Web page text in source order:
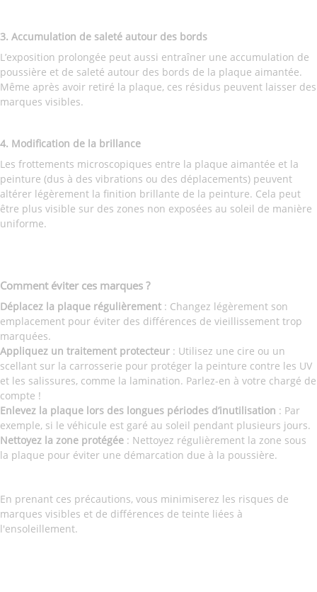
3. Accumulation de saleté autour des bords
L’exposition prolongée peut aussi entraîner une accumulation de
poussière et de saleté autour des bords de la plaque aimantée.
Même après avoir retiré la plaque, ces résidus peuvent laisser des
marques visibles.
4. Modification de la brillance
Les frottements microscopiques entre la plaque aimantée et la
peinture (dus à des vibrations ou des déplacements) peuvent
altérer légèrement la finition brillante de la peinture. Cela peut
être plus visible sur des zones non exposées au soleil de manière
uniforme.
Comment éviter ces marques ?
Déplacez la plaque régulièrement : Changez légèrement son
emplacement pour éviter des différences de vieillissement trop
marquées.
Appliquez un traitement protecteur : Utilisez une cire ou un
scellant sur la carrosserie pour protéger la peinture contre les UV
et les salissures, comme la lamination. Parlez-en à votre chargé de
compte !
Enlevez la plaque lors des longues périodes d’inutilisation : Par
exemple, si le véhicule est garé au soleil pendant plusieurs jours.
Nettoyez la zone protégée : Nettoyez régulièrement la zone sous
la plaque pour éviter une démarcation due à la poussière.
En prenant ces précautions, vous minimiserez les risques de
marques visibles et de différences de teinte liées à
l'ensoleillement.